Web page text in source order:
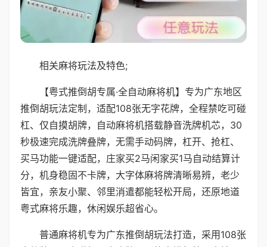
相关麻将玩法及特色;
【粤式推倒胡专属·全自动麻将机】专为广东地区
推倒胡玩法定制，适配108张无字花牌，全程禁吃可碰
杠、仅自摸胡牌，自动麻将机搭载静音洗牌机芯，30
秒极速完成洗牌叠牌，无需手动码牌，杠开、抢杠、
买马功能一键适配，庄家买2马闲家买1马自动结算计
分，机身稳固不卡牌，大字体麻将牌清晰易辨，老少
皆宜，亲友小聚、邻里消遣都能轻松开局，还原地道
粤式麻将乐趣，休闲娱乐超省心。
普通麻将机专为广东推倒胡玩法打造，采用108张